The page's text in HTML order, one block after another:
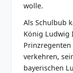
wolle.
Als Schulbub
König Ludwig
verkehren,
bayerischen